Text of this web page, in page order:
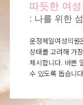
따듯한 여
: 나를 위한
운정제일여성의원
상태를 고려해 가
제시합니다. 바쁜
수 있도록 돕습니